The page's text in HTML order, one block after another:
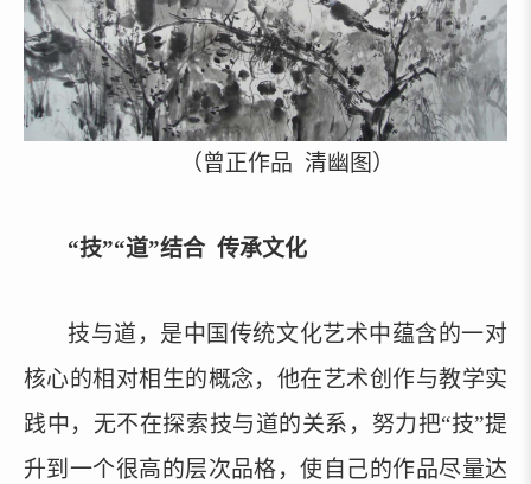
（曾正作品 清幽图）
“技”“道”结合 传承文化
技与道，是中国传统文化艺术中蕴含的一对
核心的相对相生的概念，他在艺术创作与教学实
践中，无不在探索技与道的关系，努力把“技”提
升到一个很高的层次品格，使自己的作品尽量达